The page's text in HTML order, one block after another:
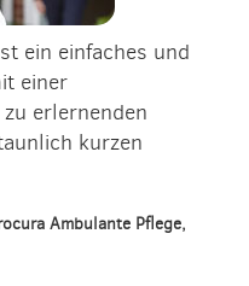
ein einfaches und
einer
erlernenden
kurzen
Ambulante Pflege,